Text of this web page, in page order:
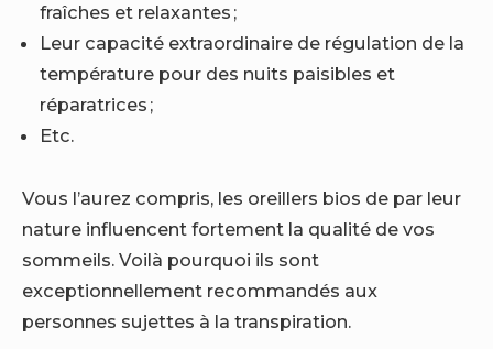
fraîches et relaxantes ;
Leur capacité extraordinaire de régulation de la
température pour des nuits paisibles et
réparatrices ;
Etc.
Vous l’aurez compris, les oreillers bios de par leur
nature influencent fortement la qualité de vos
sommeils. Voilà pourquoi ils sont
exceptionnellement recommandés aux
personnes sujettes à la transpiration.